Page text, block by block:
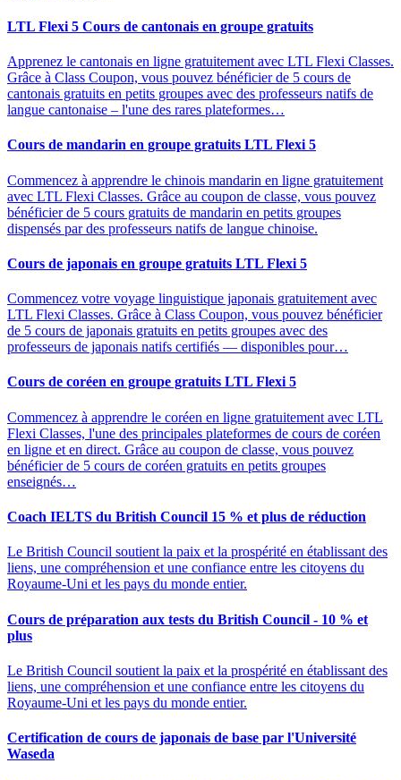
LTL Flexi 5 Cours de cantonais en groupe gratuits
Apprenez le cantonais en ligne gratuitement avec LTL Flexi Classes.
Grâce à Class Coupon, vous pouvez bénéficier de 5 cours de
cantonais gratuits en petits groupes avec des professeurs natifs de
langue cantonaise – l'une des rares plateformes…
Cours de mandarin en groupe gratuits LTL Flexi 5
Commencez à apprendre le chinois mandarin en ligne gratuitement
avec LTL Flexi Classes. Grâce au coupon de classe, vous pouvez
bénéficier de 5 cours gratuits de mandarin en petits groupes
dispensés par des professeurs natifs de langue chinoise.
Cours de japonais en groupe gratuits LTL Flexi 5
Commencez votre voyage linguistique japonais gratuitement avec
LTL Flexi Classes. Grâce à Class Coupon, vous pouvez bénéficier
de 5 cours de japonais gratuits en petits groupes avec des
professeurs de japonais natifs certifiés — disponibles pour…
Cours de coréen en groupe gratuits LTL Flexi 5
Commencez à apprendre le coréen en ligne gratuitement avec LTL
Flexi Classes, l'une des principales plateformes de cours de coréen
en ligne et en direct. Grâce au coupon de classe, vous pouvez
bénéficier de 5 cours de coréen gratuits en petits groupes
enseignés…
Coach IELTS du British Council 15 % et plus de réduction
Le British Council soutient la paix et la prospérité en établissant des
liens, une compréhension et une confiance entre les citoyens du
Royaume-Uni et les pays du monde entier.
Cours de préparation aux tests du British Council - 10 % et
plus
Le British Council soutient la paix et la prospérité en établissant des
liens, une compréhension et une confiance entre les citoyens du
Royaume-Uni et les pays du monde entier.
Certification de cours de japonais de base par l'Université
Waseda